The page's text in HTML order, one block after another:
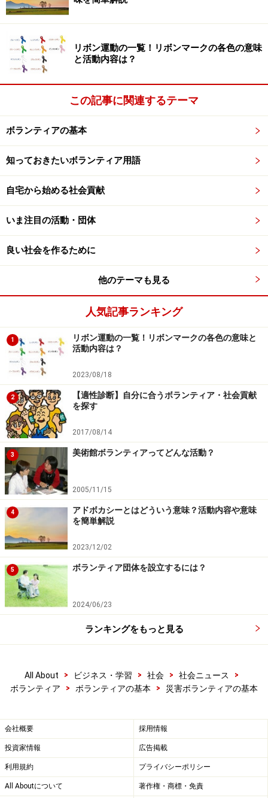
こもボランティアの活動の場。プライバシーがない分、
被災した人たちの心理的な負担も大きいことを忘れては
いけません
事前の準備や用意するものは、災害の種類や、季節、地
すい服装で出向くことが基本です。
〔用意するもの〕
季節を問わず、長袖、長ズボン長靴、着替え、帽子（も
しくはヘルメット）、マスク（可能なら防塵マスク）、
ゴム手袋(厚手で長め）、ゴーグル、タオル、カッパ（雨
具）、うがい薬や目薬、応急セット、虫除けスプレー、
自分の分の飲み物（お茶やミネラルウォーター）と食料
を入れて移動するために）、名札（活動中に名前や所属
がわかるように）など。
交通手段、宿泊施設の確保は自分で行わなければなりま
せん。災害直後は、遠方からのボランティアを受け付け
ていないことも多くありますので、宿泊や交通手段が確
保できない場合は、ボランティアへ出向くことはできま
せん。
また、被災直後に現地に車で乗り入れると救急車両など
の邪魔にになることもありますので、自家用車は避けた
ほうがいいでしょう。ボランティアバスなどがあればそ
ちらを利用しましょう。
必ず、ボランティア保険に加入しましょう
参加する前には、必ず、ボランティア保険に加入しまし
ょう。活動中の事故によるケガや損害賠償責任、活動場
所と自宅との往復途上の事故、食中毒や感染症などが補
償の対象となります。住んでいる地域の社会福祉協議会
で加入できます。補償期間は1年間ですが、4月1日から3
月31日の年度単位です。年度の途中で加入しても有効期
間は3月31日までになります。
のボランティア活動（一部補償の対象外の活動もありま
す）が補償の対象です。被災地でのボランティアの際に
ランティア活動に参加する際でも、年度内であれば補償
の対象になります。
リボン運動の一覧！リボンマークの各色の意味
と活動内容は？
この記事に関連するテーマ
ボランティアの基本
知っておきたいボランティア用語
自宅から始める社会貢献
いま注目の活動・団体
良い社会を作るために
他のテーマも見る
人気記事ランキング
1
リボン運動の一覧！リボンマークの各色の意味と
活動内容は？
2023/08/18
2
【適性診断】自分に合うボランティア・社会貢献
を探す
2017/08/14
3 美術館ボランティアってどんな活動？
2005/11/15
4
アドボカシーとはどういう意味？活動内容や意味
を簡単解説
2023/12/02
5 ボランティア団体を設立するには？
2024/06/23
ランキングをもっと見る
All About > ビジネス・学習 > 社会 > 社会ニュース
>
ボランティア
> ボランティアの基本 > 災害ボランティアの基本
会社概要 採用情報
投資家情報 広告掲載
利用規約 プライバシーポリシー
All Aboutについて 著作権・商標・免責